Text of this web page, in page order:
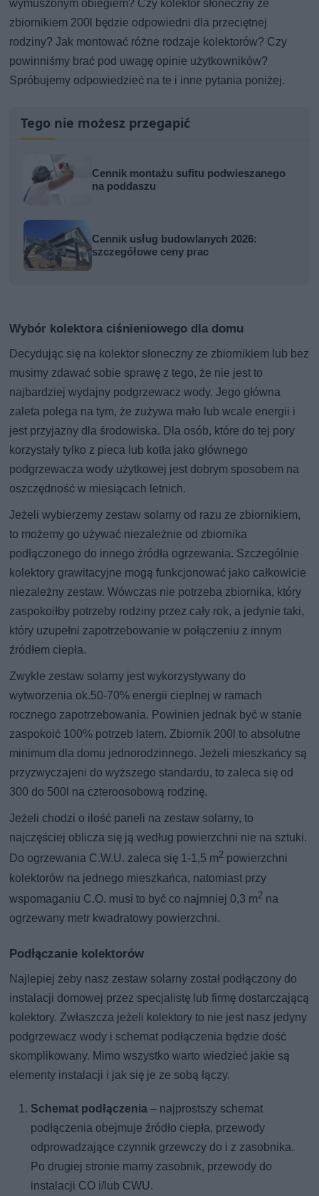
wymuszonym obiegiem? Czy kolektor słoneczny ze
zbiornikiem 200l będzie odpowiedni dla przeciętnej
rodziny? Jak montować różne rodzaje kolektorów? Czy
powinniśmy brać pod uwagę opinie użytkowników?
Spróbujemy odpowiedzieć na te i inne pytania poniżej.
Tego nie możesz przegapić
Cennik montażu sufitu podwieszanego
na poddaszu
Cennik usług budowlanych 2026:
szczegółowe ceny prac
Wybór kolektora ciśnieniowego dla domu
Decydując się na kolektor słoneczny ze zbiornikiem lub bez
musimy zdawać sobie sprawę z tego, że nie jest to
najbardziej wydajny podgrzewacz wody. Jego główna
zaleta polega na tym, że zużywa mało lub wcale energii i
jest przyjazny dla środowiska. Dla osób, które do tej pory
korzystały tylko z pieca lub kotła jako głównego
podgrzewacza wody użytkowej jest dobrym sposobem na
oszczędność w miesiącach letnich.
Jeżeli wybierzemy zestaw solarny od razu ze zbiornikiem,
to możemy go używać niezależnie od zbiornika
podłączonego do innego źródła ogrzewania. Szczególnie
kolektory grawitacyjne mogą funkcjonować jako całkowicie
niezależny zestaw. Wówczas nie potrzeba zbiornika, który
zaspokoiłby potrzeby rodziny przez cały rok, a jedynie taki,
który uzupełni zapotrzebowanie w połączeniu z innym
źródłem ciepła.
Zwykle zestaw solarny jest wykorzystywany do
wytworzenia ok.50-70% energii cieplnej w ramach
rocznego zapotrzebowania. Powinien jednak być w stanie
zaspokoić 100% potrzeb latem. Zbiornik 200l to absolutne
minimum dla domu jednorodzinnego. Jeżeli mieszkańcy są
przyzwyczajeni do wyższego standardu, to zaleca się od
300 do 500l na czteroosobową rodzinę.
Jeżeli chodzi o ilość paneli na zestaw solarny, to
najczęściej oblicza się ją według powierzchni nie na sztuki.
Do ogrzewania C.W.U. zaleca się 1-1,5 m2 powierzchni
kolektorów na jednego mieszkańca, natomiast przy
wspomaganiu C.O. musi to być co najmniej 0,3 m2 na
ogrzewany metr kwadratowy powierzchni.
Podłączanie kolektorów
Najlepiej żeby nasz zestaw solarny został podłączony do
instalacji domowej przez specjalistę lub firmę dostarczającą
kolektory. Zwłaszcza jeżeli kolektory to nie jest nasz jedyny
podgrzewacz wody i schemat podłączenia będzie dość
skomplikowany. Mimo wszystko warto wiedzieć jakie są
elementy instalacji i jak się je ze sobą łączy.
Schemat podłączenia – najprostszy schemat
podłączenia obejmuje źródło ciepła, przewody
odprowadzające czynnik grzewczy do i z zasobnika.
Po drugiej stronie mamy zasobnik, przewody do
instalacji CO i/lub CWU.